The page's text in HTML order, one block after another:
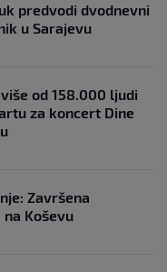
predvodi dvodnevni
u Sarajevu
od 158.000 ljudi
za koncert Dine
Završena
Koševu